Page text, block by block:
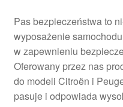
Procedura reklamacyjna
Skarga
Wózek
Pas bezpieczeństwa to
wyposażenie
w zapewnieniu
Oferowany przez nas
do modeli Citroën i
pasuje i odpowiada